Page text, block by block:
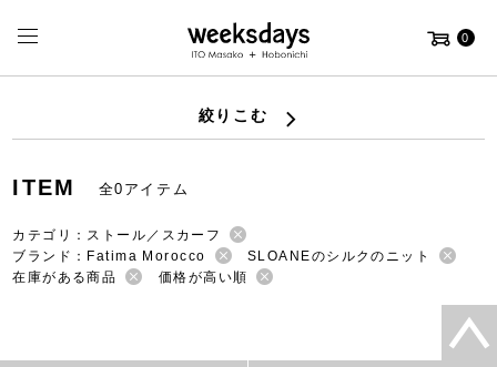
0
絞りこむ
ITEM 全0アイテム
カテゴリ：ストール／スカーフ
ブランド：Fatima Morocco
SLOANEのシルクのニット
在庫がある商品
価格が高い順